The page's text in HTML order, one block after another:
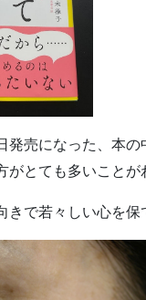
発売になった、本
がとても多いことが
きで若々しい心を